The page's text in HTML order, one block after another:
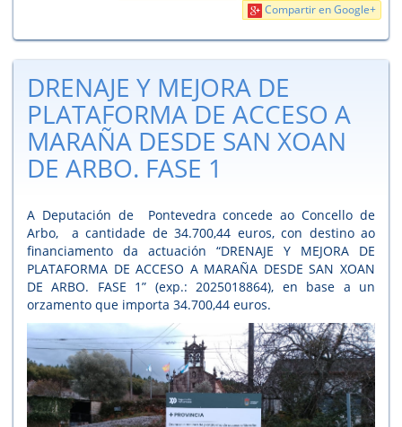
Compartir en Google+
DRENAJE Y MEJORA DE
PLATAFORMA DE ACCESO A
MARAÑA DESDE SAN XOAN
DE ARBO. FASE 1
A Deputación de Pontevedra concede ao Concello de
Arbo, a cantidade de 34.700,44 euros, con destino ao
financiamento da actuación “DRENAJE Y MEJORA DE
PLATAFORMA DE ACCESO A MARAÑA DESDE SAN XOAN
DE ARBO. FASE 1” (exp.: 2025018864), en base a un
orzamento que importa 34.700,44 euros.